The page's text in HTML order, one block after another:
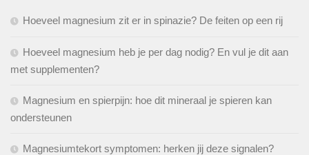
Hoeveel magnesium zit er in spinazie? De feiten op een rij
Hoeveel magnesium heb je per dag nodig? En vul je dit aan
met supplementen?
Magnesium en spierpijn: hoe dit mineraal je spieren kan
ondersteunen
Magnesiumtekort symptomen: herken jij deze signalen?